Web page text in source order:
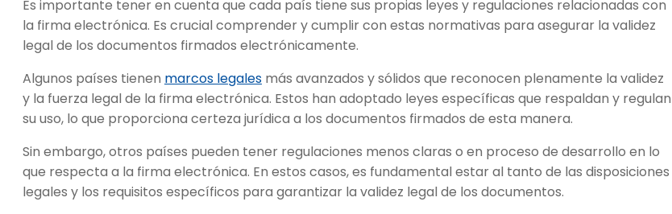
Es importante tener en cuenta que cada país tiene sus propias leyes y regulaciones relacionadas con
la firma electrónica. Es crucial comprender y cumplir con estas normativas para asegurar la validez
legal de los documentos firmados electrónicamente.
Algunos países tienen marcos legales más avanzados y sólidos que reconocen plenamente la validez
y la fuerza legal de la firma electrónica. Estos han adoptado leyes específicas que respaldan y regulan
su uso, lo que proporciona certeza jurídica a los documentos firmados de esta manera.
Sin embargo, otros países pueden tener regulaciones menos claras o en proceso de desarrollo en lo
que respecta a la firma electrónica. En estos casos, es fundamental estar al tanto de las disposiciones
legales y los requisitos específicos para garantizar la validez legal de los documentos.